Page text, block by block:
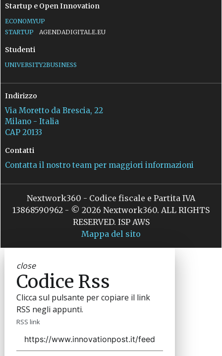
Startup e Open Innovation
ECONOMYUP
STARTUP
AGENDADIGITALE.EU
Studenti
UNIVERSITY2BUSINESS
Indirizzo
Via Moretto da Brescia, 22
Milano - Italia
CAP 20133
Contatti
Contatta il nostro team per maggiori informazioni
Nextwork360 - Codice fiscale e Partita IVA
13868590962 - © 2026 Nextwork360. ALL RIGHTS
RESERVED. ISP AWS
Mappa del sito
close
Codice Rss
Clicca sul pulsante per copiare il link
RSS negli appunti.
RSS link